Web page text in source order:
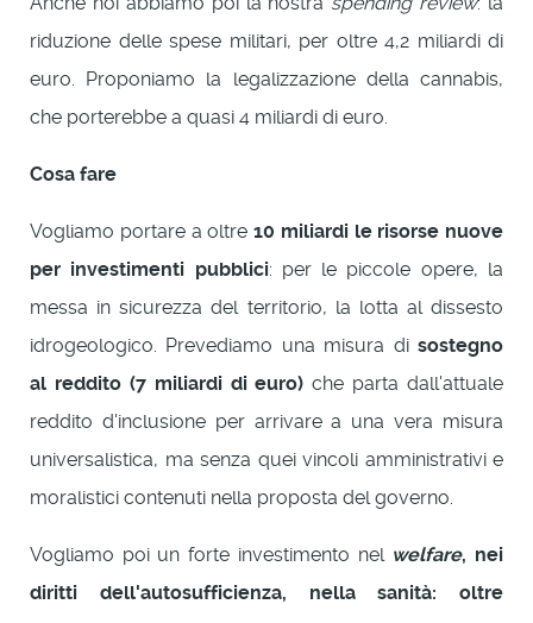
riduzione delle spese militari, per oltre 4,2 miliardi di
euro. Proponiamo la legalizzazione della cannabis,
che porterebbe a quasi 4 miliardi di euro.
Cosa fare
Vogliamo portare a oltre 10 miliardi le risorse nuove
per investimenti pubblici: per le piccole opere, la
messa in sicurezza del territorio, la lotta al dissesto
idrogeologico. Prevediamo una misura di sostegno
al reddito (7 miliardi di euro) che parta dall'attuale
reddito d'inclusione per arrivare a una vera misura
universalistica, ma senza quei vincoli amministrativi e
moralistici contenuti nella proposta del governo.
Vogliamo poi un forte investimento nel welfare, nei
diritti dell'autosufficienza, nella sanità: oltre